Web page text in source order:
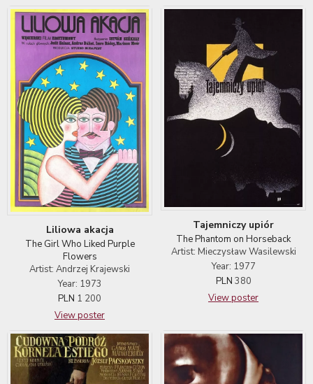
Liliowa akacja
The Girl Who Liked Purple
Flowers
Artist: Andrzej Krajewski
Year: 1973
PLN 1 200
View poster
Tajemniczy upiór
The Phantom on Horseback
Artist: Mieczysław Wasilewski
Year: 1977
PLN 380
View poster